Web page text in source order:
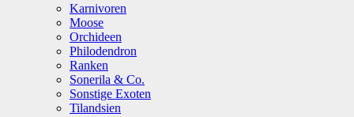
Karnivoren
Moose
Orchideen
Philodendron
Ranken
Sonerila & Co.
Sonstige Exoten
Tilandsien